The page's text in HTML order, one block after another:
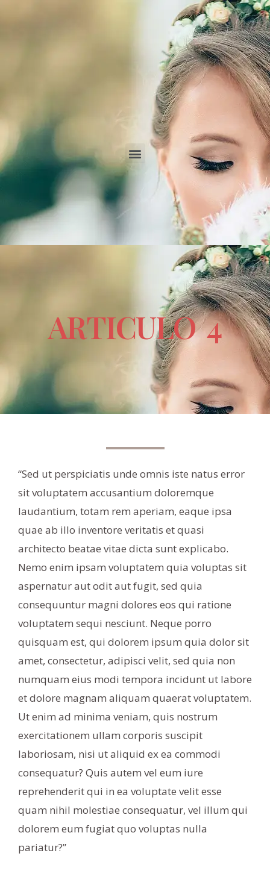
ARTICULO 4
“Sed ut perspiciatis unde omnis iste natus error
sit voluptatem accusantium doloremque
laudantium, totam rem aperiam, eaque ipsa
quae ab illo inventore veritatis et quasi
architecto beatae vitae dicta sunt explicabo.
Nemo enim ipsam voluptatem quia voluptas sit
aspernatur aut odit aut fugit, sed quia
consequuntur magni dolores eos qui ratione
voluptatem sequi nesciunt. Neque porro
quisquam est, qui dolorem ipsum quia dolor sit
amet, consectetur, adipisci velit, sed quia non
numquam eius modi tempora incidunt ut labore
et dolore magnam aliquam quaerat voluptatem.
Ut enim ad minima veniam, quis nostrum
exercitationem ullam corporis suscipit
laboriosam, nisi ut aliquid ex ea commodi
consequatur? Quis autem vel eum iure
reprehenderit qui in ea voluptate velit esse
quam nihil molestiae consequatur, vel illum qui
dolorem eum fugiat quo voluptas nulla
pariatur?”